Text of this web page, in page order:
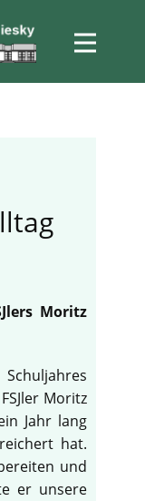
Moritz
Moritz
Jahr lang
hat.
und
er unsere